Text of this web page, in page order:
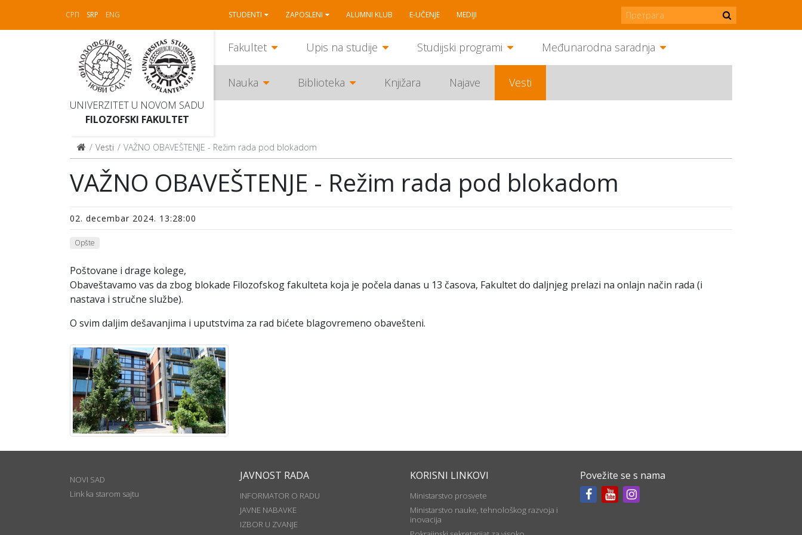
СРП SRP ENG STUDENTI ZAPOSLENI ALUMNI KLUB E-UČENJE MEDIJI
UNIVERZITET U NOVOM SADU
FILOZOFSKI FAKULTET
Fakultet Upis na studije Studijski programi Međunarodna saradnja
Nauka Biblioteka Knjižara Najave Vesti
Vesti VAŽNO OBAVEŠTENJE - Režim rada pod blokadom
VAŽNO OBAVEŠTENJE - Režim rada pod blokadom
02. decembar 2024. 13:28:00
Opšte
Poštovane i drage kolege,
Obaveštavamo vas da zbog blokade Filozofskog fakulteta koja je počela danas u 13 časova, Fakultet do daljnjeg prelazi na onlajn način rada (i
nastava i stručne službe).
O svim daljim dešavanjima i uputstvima za rad bićete blagovremeno obavešteni.
NOVI SAD
Link ka starom sajtu
JAVNOST RADA
INFORMATOR O RADU
JAVNE NABAVKE
IZBOR U ZVANJE
KORISNI LINKOVI
Ministarstvo prosvete
Ministarstvo nauke, tehnološkog razvoja i
inovacija
Povežite se s nama